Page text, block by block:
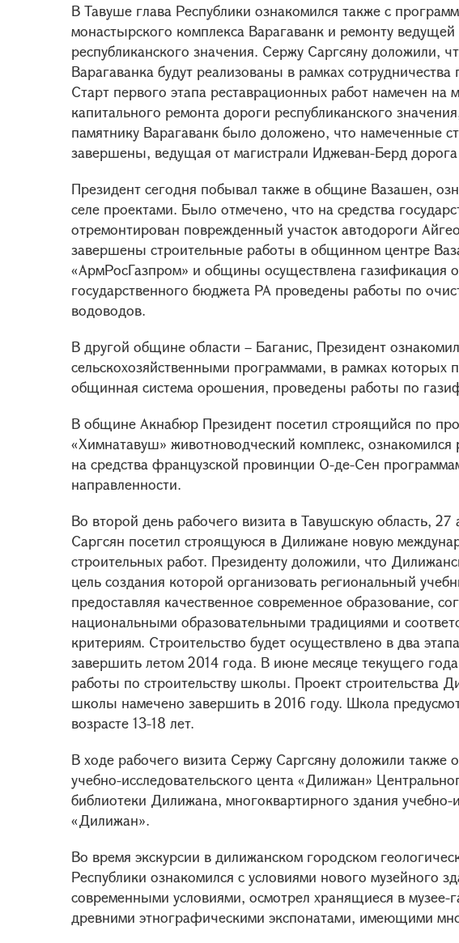
В Тавуше глава Республики ознакомился также с
монастырского комплекса Варагаванк и ремонту
республиканского значения. Сержу Саргсяну доложили,
Варагаванка будут реализованы в рамках сотрудничества
Старт первого этапа реставрационных работ намечен на
капитального ремонта дороги республиканского
памятнику Варагаванк было доложено, что намеченные
завершены, ведущая от магистрали Иджеван-Берд
Президент сегодня побывал также в общине Вазашен,
селе проектами. Было отмечено, что на средства
отремонтирован поврежденный участок автодороги
завершены строительные работы в общинном центре
«АрмРосГазпром» и общины осуществлена газификация
государственного бюджета РА проведены работы по
водоводов.
В другой общине области – Баганис, Президент
сельскохозяйственными программами, в рамках которых
общинная система орошения, проведены работы по
В общине Акнабюр Президент посетил строящийся по
«Химнатавуш» животноводческий комплекс,
на средства французской провинции О-де-Сен
направленности.
Во второй день рабочего визита в Тавушскую область,
Саргсян посетил строящуюся в Дилижане новую
строительных работ. Президенту доложили, что
цель создания которой организовать региональный
предоставляя качественное современное образование,
национальными образовательными традициями и
критериям. Строительство будет осуществлено в два
завершить летом 2014 года. В июне месяце текущего
работы по строительству школы. Проект строительства
школы намечено завершить в 2016 году. Школа
возрасте 13-18 лет.
В ходе рабочего визита Сержу Саргсяну доложили также
учебно-исследовательского цента «Дилижан»
библиотеки Дилижана, многоквартирного здания учебно-
«Дилижан».
Во время экскурсии в дилижанском городском
Республики ознакомился с условиями нового музейного
современными условиями, осмотрел хранящиеся в музее-
древними этнографическими экспонатами, имеющими